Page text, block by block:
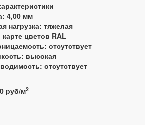
4,00 мм
нагрузка: тяжелая
карте цветов RAL
отсутствует
высокая
отсутствует
руб/м2